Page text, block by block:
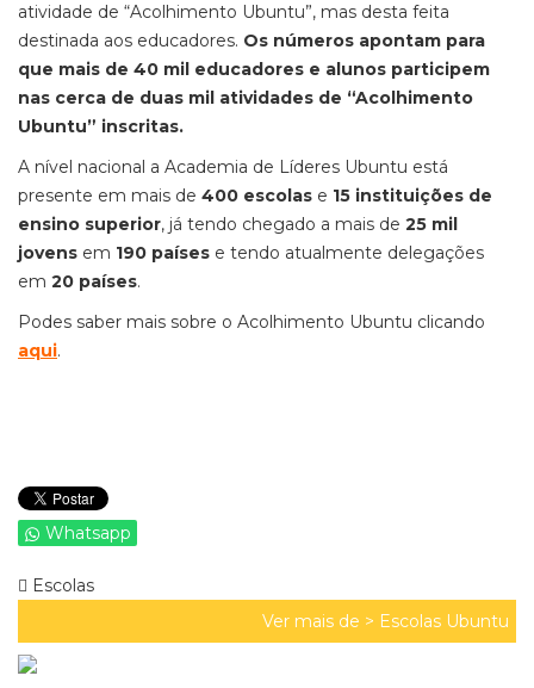
atividade de “Acolhimento Ubuntu”, mas desta feita
destinada aos educadores. Os números apontam para
que mais de 40 mil educadores e alunos participem
nas cerca de duas mil atividades de “Acolhimento
Ubuntu” inscritas.
A nível nacional a Academia de Líderes Ubuntu está
presente em mais de 400 escolas e 15 instituições de
ensino superior, já tendo chegado a mais de 25 mil
jovens em 190 países e tendo atualmente delegações
em 20 países.
Podes saber mais sobre o Acolhimento Ubuntu clicando
aqui.
Whatsapp
Escolas
Ver mais de > Escolas Ubuntu